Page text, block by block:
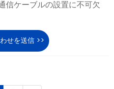
信ケーブルの設置に不可欠
せを送信 >>